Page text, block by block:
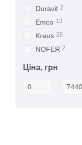
Duravit 2
Emco 13
Kraus 26
NOFER 2
Ціна, грн
Від Ціна, грн
До Ціна, грн